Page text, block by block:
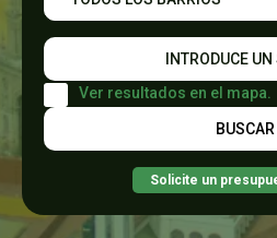
Ver resultados en el mapa.
Solicite un